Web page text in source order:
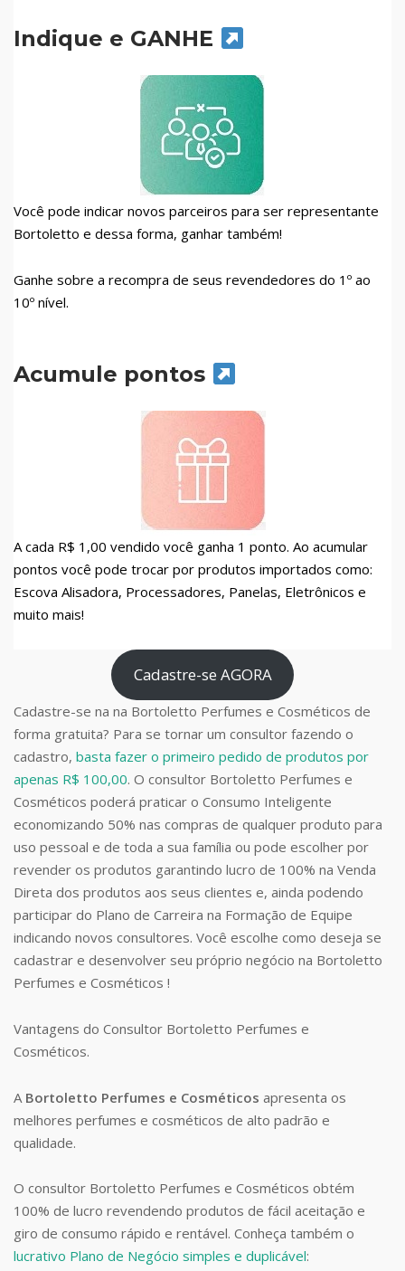
Indique e GANHE
Você pode indicar novos parceiros para ser representante
Bortoletto e dessa forma, ganhar também!
Ganhe sobre a recompra de seus revendedores do 1º ao
10º nível.
Acumule pontos
A cada R$ 1,00 vendido você ganha 1 ponto. Ao acumular
pontos você pode trocar por produtos importados como:
Escova Alisadora, Processadores, Panelas, Eletrônicos e
muito mais!
Cadastre-se AGORA
Cadastre-se na na Bortoletto Perfumes e Cosméticos de
forma gratuita? Para se tornar um consultor fazendo o
cadastro, basta fazer o primeiro pedido de produtos por
apenas R$ 100,00. O consultor Bortoletto Perfumes e
Cosméticos poderá praticar o Consumo Inteligente
economizando 50% nas compras de qualquer produto para
uso pessoal e de toda a sua família ou pode escolher por
revender os produtos garantindo lucro de 100% na Venda
Direta dos produtos aos seus clientes e, ainda podendo
participar do Plano de Carreira na Formação de Equipe
indicando novos consultores. Você escolhe como deseja se
cadastrar e desenvolver seu próprio negócio na Bortoletto
Perfumes e Cosméticos !
Vantagens do Consultor Bortoletto Perfumes e
Cosméticos.
A Bortoletto Perfumes e Cosméticos apresenta os
melhores perfumes e cosméticos de alto padrão e
qualidade.
O consultor Bortoletto Perfumes e Cosméticos obtém
100% de lucro revendendo produtos de fácil aceitação e
giro de consumo rápido e rentável. Conheça também o
lucrativo Plano de Negócio simples e duplicável: